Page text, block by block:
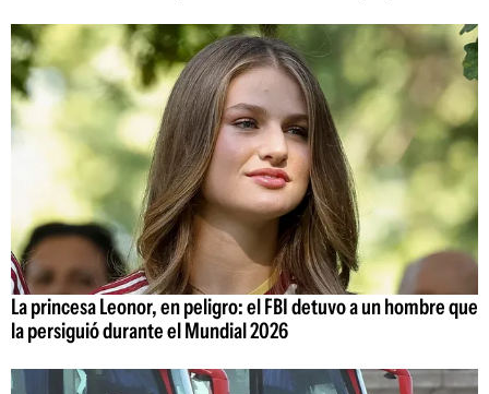
La princesa Leonor, en peligro: el FBI detuvo a un hombre que
la persiguió durante el Mundial 2026